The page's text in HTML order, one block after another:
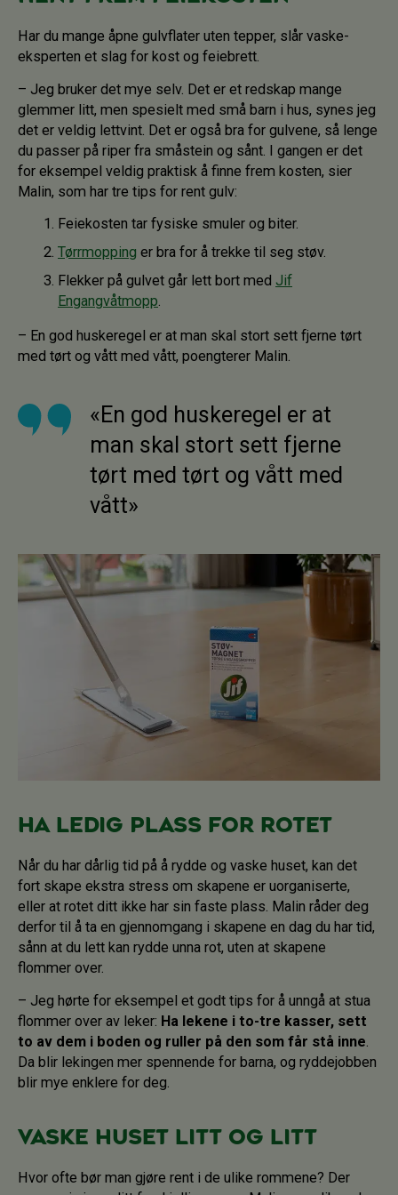
Har du mange åpne gulvflater uten tepper, slår vaske-
eksperten et slag for kost og feiebrett.
– Jeg bruker det mye selv. Det er et redskap mange
glemmer litt, men spesielt med små barn i hus, synes jeg
det er veldig lettvint. Det er også bra for gulvene, så lenge
du passer på riper fra småstein og sånt. I gangen er det
for eksempel veldig praktisk å finne frem kosten, sier
Malin, som har tre tips for rent gulv:
Feiekosten tar fysiske smuler og biter.
Tørrmopping er bra for å trekke til seg støv.
Flekker på gulvet går lett bort med Jif
Engangvåtmopp.
– En god huskeregel er at man skal stort sett fjerne tørt
med tørt og vått med vått, poengterer Malin.
«En god huskeregel er at
man skal stort sett fjerne
tørt med tørt og vått med
vått»
Ha ledig plass for rotet
Når du har dårlig tid på å rydde og vaske huset, kan det
fort skape ekstra stress om skapene er uorganiserte,
eller at rotet ditt ikke har sin faste plass. Malin råder deg
derfor til å ta en gjennomgang i skapene en dag du har tid,
sånn at du lett kan rydde unna rot, uten at skapene
flommer over.
– Jeg hørte for eksempel et godt tips for å unngå at stua
flommer over av leker: Ha lekene i to-tre kasser, sett
to av dem i boden og ruller på den som får stå inne
Da blir lekingen mer spennende for barna, og ryddejobben
blir mye enklere for deg.
Vaske huset litt og litt
Hvor ofte bør man gjøre rent i de ulike rommene? Der